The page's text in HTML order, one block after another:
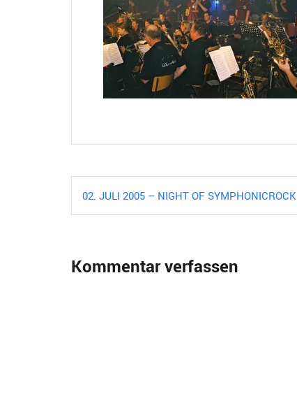
Beitragsnavigation
02. JULI 2005 – NIGHT OF SYMPHONICROCK
Kommentar verfassen